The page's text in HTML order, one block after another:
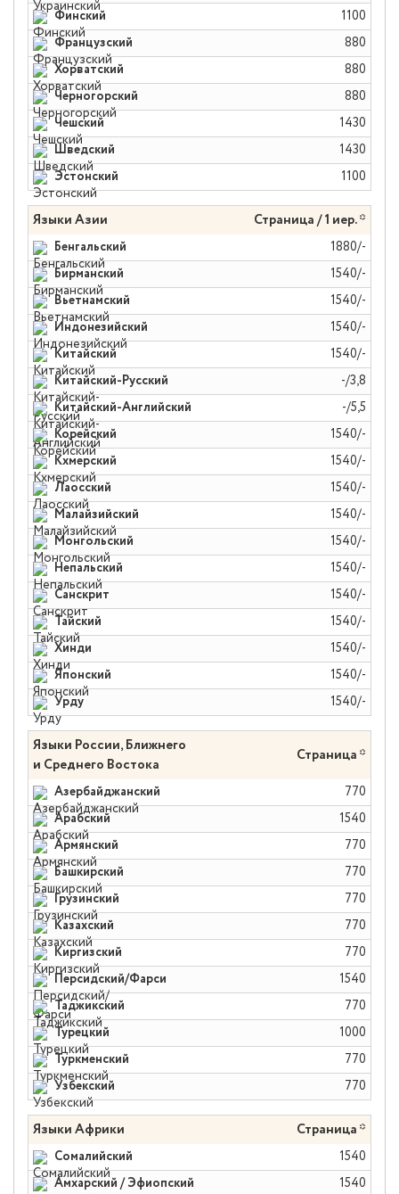
Финский 1100
Французский 880
Хорватский 880
Черногорский 880
Чешский 1430
Шведский 1430
Эстонский 1100
Языки Азии Страница / 1 иер. *
Бенгальский 1880/-
Бирманский 1540/-
Вьетнамский 1540/-
Индонезийский 1540/-
Китайский 1540/-
Китайский-Русский -/3,8
Китайский-Английский -/5,5
Корейский 1540/-
Кхмерский 1540/-
Лаосский 1540/-
Малайзийский 1540/-
Монгольский 1540/-
Непальский 1540/-
Санскрит 1540/-
Тайский 1540/-
Хинди 1540/-
Японский 1540/-
Урду 1540/-
Языки России, Ближнего
и Среднего Востока
Страница *
Азербайджанский 770
Арабский 1540
Армянский 770
Башкирский 770
Грузинский 770
Казахский 770
Киргизский 770
Персидский/Фарси 1540
Таджикский 770
Турецкий 1000
Туркменский 770
Узбекский 770
Языки Африки Страница *
Сомалийский 1540
Амхарский / Эфиопский 1540